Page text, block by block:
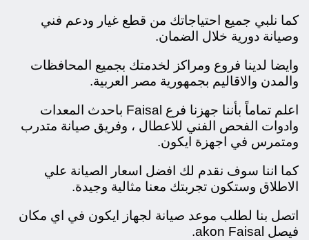
كما نلبي جميع احتياجاتك من قطع غيار ودعم فني
وصيانة دورية خلال الضمان.
وايضا لدينا فروع ومراكز لخدمتك بجميع المحافظات
والمدن والاقاليم بجمهورية مصر العربية.
اعلم تماماً بأننا جهزنا فرع Faisal باحدث المعدات
وادوات الفحص الفني للاعطال ، وفريق صيانة متدرب
ومتمرس في اجهزة ايكون.
كما اننا سوف نقدم لك افضل اسعار الصيانة علي
الاطلاق وستكون تجربتك معنا مثالية وجيدة.
اتصل بنا لطلب موعد صيانة لجهاز ايكون في اي مكان
فيصل akon Faisal.